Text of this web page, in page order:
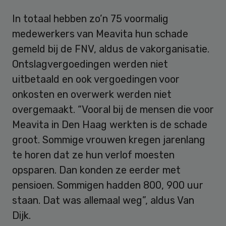
In totaal hebben zo’n 75 voormalig
medewerkers van Meavita hun schade
gemeld bij de FNV, aldus de vakorganisatie.
Ontslagvergoedingen werden niet
uitbetaald en ook vergoedingen voor
onkosten en overwerk werden niet
overgemaakt. “Vooral bij de mensen die voor
Meavita in Den Haag werkten is de schade
groot. Sommige vrouwen kregen jarenlang
te horen dat ze hun verlof moesten
opsparen. Dan konden ze eerder met
pensioen. Sommigen hadden 800, 900 uur
staan. Dat was allemaal weg”, aldus Van
Dijk.